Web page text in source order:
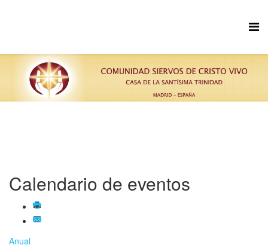
Calendario de eventos
Anual